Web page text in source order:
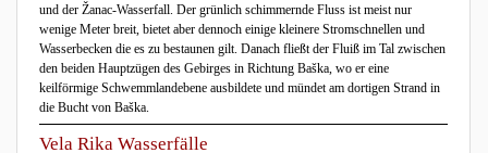
und der Žanac-Wasserfall. Der grünlich schimmernde Fluss ist meist nur
wenige Meter breit, bietet aber dennoch einige kleinere Stromschnellen und
Wasserbecken die es zu bestaunen gilt. Danach fließt der Fluiß im Tal zwischen
den beiden Hauptzügen des Gebirges in Richtung Baška, wo er eine
keilförmige Schwemmlandebene ausbildete und mündet am dortigen Strand in
die Bucht von Baška.
Vela Rika Wasserfälle